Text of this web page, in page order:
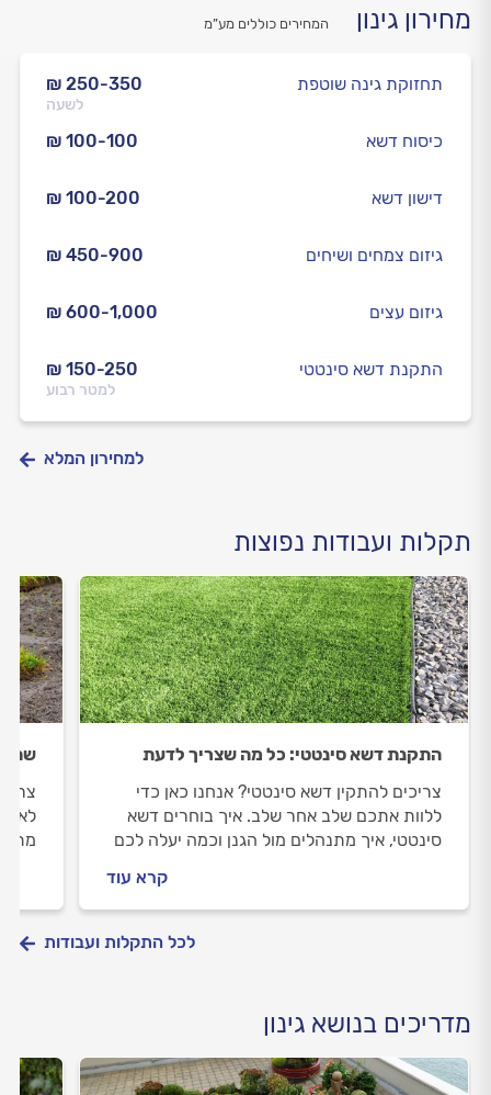
מחירון גינון המחירים כוללים מע”מ
₪ 250-350
לשעה
תחזוקת גינה שוטפת
₪ 100-100 כיסוח דשא
₪ 100-200 דישון דשא
₪ 450-900 גיזום צמחים ושיחים
₪ 600-1,000 גיזום עצים
₪ 150-250
למטר רבוע
התקנת דשא סינטטי
למחירון המלא
תקלות ועבודות נפוצות
התקנת דשא סינטטי: כל מה שצריך לדעת
צריכים להתקין דשא סינטטי? אנחנו כאן כדי
ללוות אתכם שלב אחר שלב. איך בוחרים דשא
סינטטי, איך מתנהלים מול הגנן וכמה יעלה לכם
קרא עוד
לכל התקלות ועבודות
מדריכים בנושא גינון